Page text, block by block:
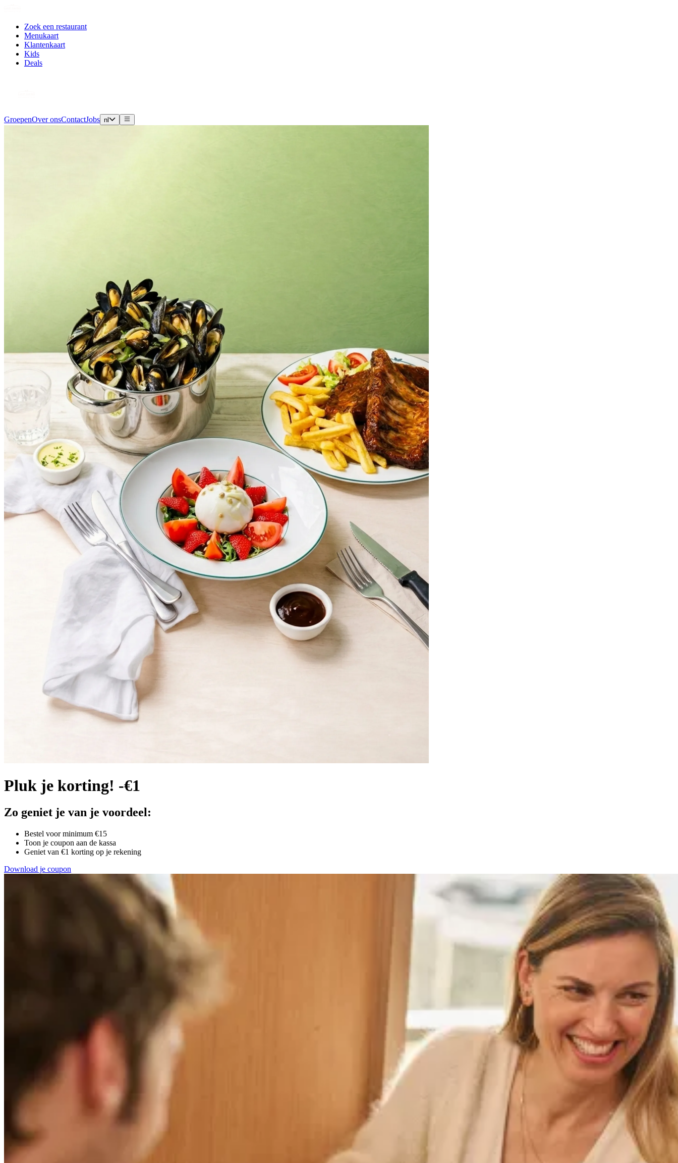
Zoek een restaurant
Menukaart
Klantenkaart
Kids
Deals
GroepenOver onsContactJobs nl
Pluk je korting! -€1
Zo geniet je van je voordeel:
Bestel voor minimum €15
Toon je coupon aan de kassa
Geniet van €1 korting op je rekening
Download je coupon